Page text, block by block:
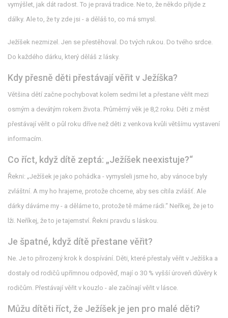
vymýšlet, jak dát radost. To je pravá tradice. Ne to, že někdo přijde z
dálky. Ale to, že ty zde jsi - a děláš to, co má smysl.
Ježíšek nezmizel. Jen se přestěhoval. Do tvých rukou. Do tvého srdce.
Do každého dárku, který děláš z lásky.
Kdy přesně děti přestávají věřit v Ježíška?
Většina dětí začne pochybovat kolem sedmi let a přestane věřit mezi
osmým a devátým rokem života. Průměrný věk je 8,2 roku. Děti z měst
přestávají věřit o půl roku dříve než děti z venkova kvůli většímu vystavení
informacím.
Co říct, když dítě zeptá: „Ježíšek neexistuje?“
Řekni: „Ježíšek je jako pohádka - vymysleli jsme ho, aby vánoce byly
zvláštní. A my ho hrajeme, protože chceme, aby ses cítila zvlášť. Ale
dárky dáváme my - a děláme to, protože tě máme rádi.“ Neříkej, že je to
lži. Neříkej, že to je tajemství. Řekni pravdu s láskou.
Je špatné, když dítě přestane věřit?
Ne. Je to přirozený krok k dospívání. Děti, které přestaly věřit v Ježíška a
dostaly od rodičů upřímnou odpověď, mají o 30 % vyšší úroveň důvěry k
rodičům. Přestávají věřit v kouzlo - ale začínají věřit v lásce.
Můžu dítěti říct, že Ježíšek je jen pro malé děti?